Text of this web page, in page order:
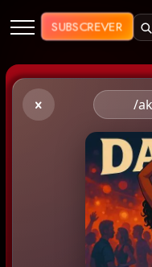
Muzik Plus
SUBSCREVER
/